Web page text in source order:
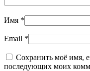
Имя *
Email *
Сохранить моё имя,
последующих моих